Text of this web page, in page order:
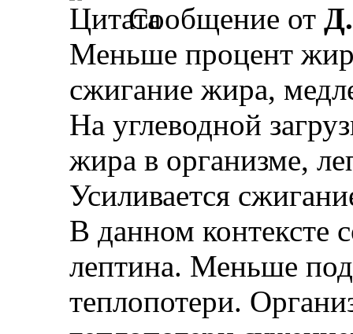
Сообщение от
Меньше процент
сжигание жира,
На углеводной
жира в организме,
Усиливается
В данном контексте
лептина. Меньше
теплопотери.